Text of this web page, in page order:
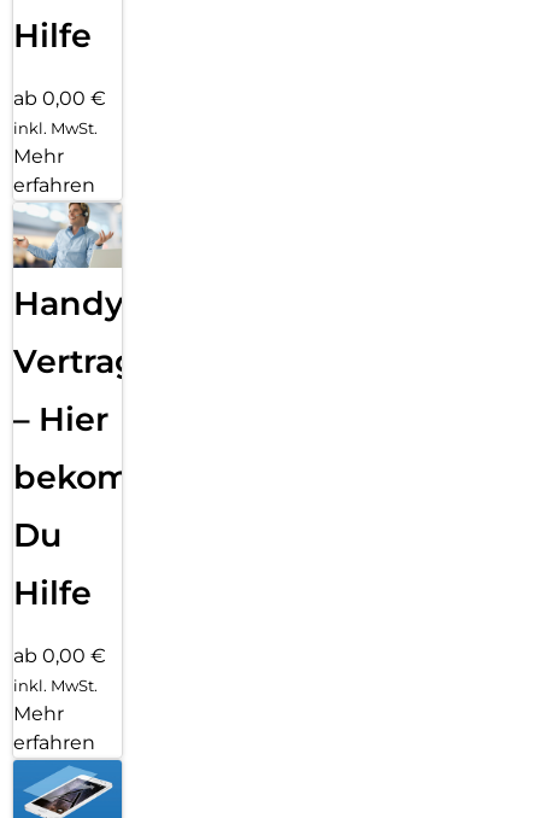
Hilfe
ab 0,00 €
inkl. MwSt.
Mehr
erfahren
Handy
Vertragsabwicklung
– Hier
bekommst
Du
Hilfe
ab 0,00 €
inkl. MwSt.
Mehr
erfahren